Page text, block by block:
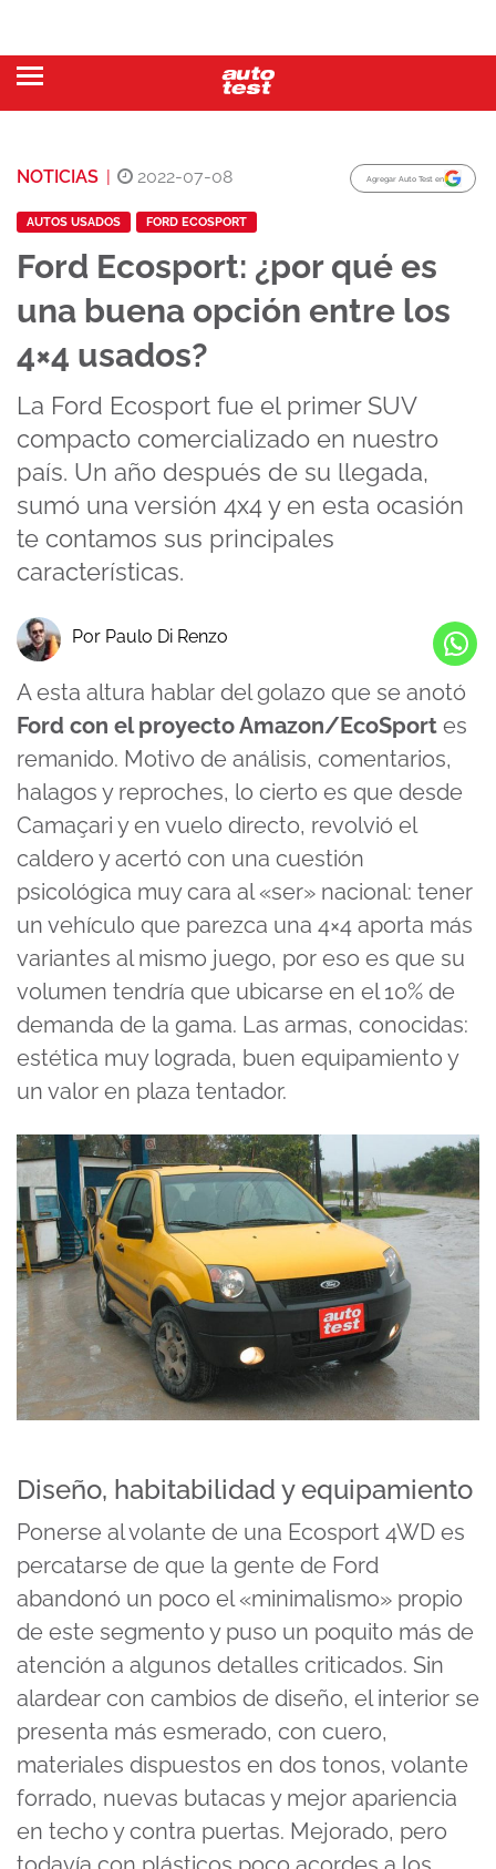
NOTICIAS | 2022-07-08 Agregar Auto Test en
AUTOS USADOS FORD ECOSPORT
Ford Ecosport: ¿por qué es
una buena opción entre los
4×4 usados?
La Ford Ecosport fue el primer SUV
compacto comercializado en nuestro
país. Un año después de su llegada,
sumó una versión 4x4 y en esta ocasión
te contamos sus principales
características.
Por Paulo Di Renzo
A esta altura hablar del golazo que se anotó
Ford con el proyecto Amazon/EcoSport es
remanido. Motivo de análisis, comentarios,
halagos y reproches, lo cierto es que desde
Camaçari y en vuelo directo, revolvió el
caldero y acertó con una cuestión
psicológica muy cara al «ser» nacional: tener
un vehículo que parezca una 4×4 aporta más
variantes al mismo juego, por eso es que su
volumen tendría que ubicarse en el 10% de
demanda de la gama. Las armas, conocidas:
estética muy lograda, buen equipamiento y
un valor en plaza tentador.
Diseño, habitabilidad y equipamiento
Ponerse al volante de una Ecosport 4WD es
percatarse de que la gente de Ford
abandonó un poco el «minimalismo» propio
de este segmento y puso un poquito más de
atención a algunos detalles criticados. Sin
alardear con cambios de diseño, el interior se
presenta más esmerado, con cuero,
materiales dispuestos en dos tonos, volante
forrado, nuevas butacas y mejor apariencia
en techo y contra puertas. Mejorado, pero